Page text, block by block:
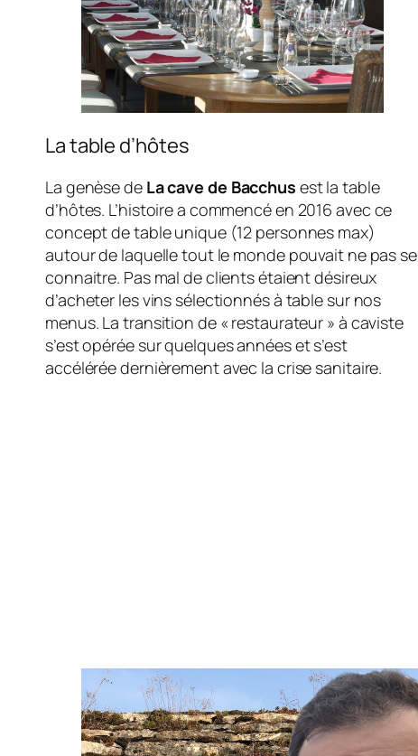
La table d’hôtes
La genèse de La cave de Bacchus est la table
d’hôtes. L’histoire a commencé en 2016 avec ce
concept de table unique (12 personnes max)
autour de laquelle tout le monde pouvait ne pas se
connaitre. Pas mal de clients étaient désireux
d’acheter les vins sélectionnés à table sur nos
menus. La transition de « restaurateur » à caviste
s’est opérée sur quelques années et s’est
accélérée dernièrement avec la crise sanitaire.